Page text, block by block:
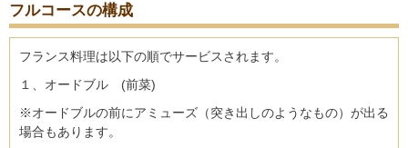
フルコースの構成
フランス料理は以下の順でサービスされます。
１、オードブル (前菜)
※オードブルの前にアミューズ（突き出しのようなもの）が出る
場合もあります。